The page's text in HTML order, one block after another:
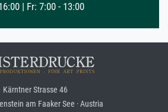
| Fr: 7:00 - 13:00
Kärntner Strasse 46
am Faaker See · Austria